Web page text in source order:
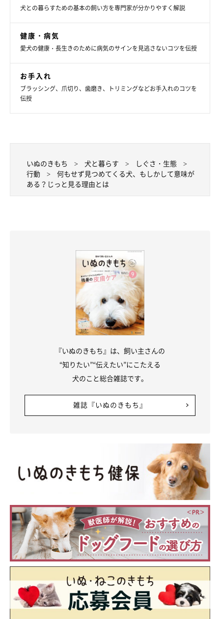
犬との暮らすための基本の飼い方を専門家が分かりやすく解説
健康・病気
愛犬の健康・長生きのために病気のサインを見逃さないコツを伝授
お手入れ
ブラッシング、爪切り、歯磨き、トリミングなどお手入れのコツを
伝授
いぬのきもち 犬と暮らす
しぐさ・生態
行動
何もせず見つめてくる犬、もしかして意味が
ある？じっと見る理由とは
『いぬのきもち』は、飼い主さんの
“知りたい”“伝えたい”にこたえる
犬のこと総合雑誌です。
雑誌『いぬのきもち』